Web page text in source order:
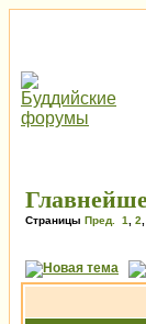
Страницы Пред. 1 2